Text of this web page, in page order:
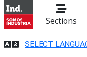
Sections
SELECT